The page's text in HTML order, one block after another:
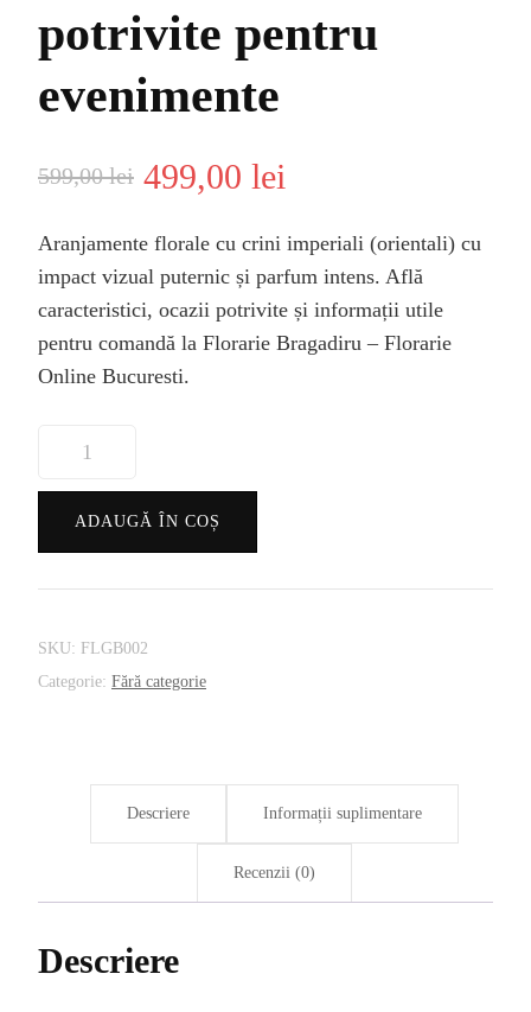
potrivite pentru
evenimente
599,00lei Prețul
inițial
a
fost:
599,00 lei.
499,00 lei
curent
este:
499,00 lei.
Aranjamente florale cu crini imperiali (orientali) cu
impact vizual puternic și parfum intens. Află
caracteristici, ocazii potrivite și informații utile
pentru comandă la Florarie Bragadiru – Florarie
Online Bucuresti.
Cantitate
–
elegante,
evenimente
ADAUGĂ ÎN COȘ
SKU: FLGB002
Categorie: Fără categorie
Descriere Informații suplimentare
Recenzii (0)
Descriere